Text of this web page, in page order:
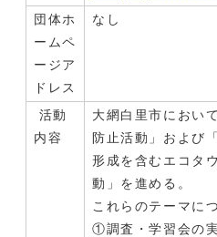
団体ホ
ームペ
ージア
ドレス
なし
活動
内容
大網白里市におい
防止活動」および
形成を含むエコタ
動」を進める。
これらのテーマに
①調査・学習会の